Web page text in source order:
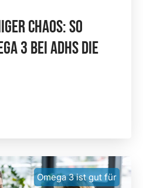
Chaos: So
3 Bei ADHS Die
Omega 3 ist gut für